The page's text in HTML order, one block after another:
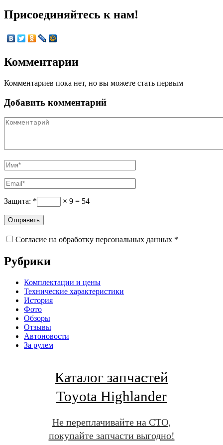
Присоединяйтесь к нам!
Комментарии
Комментариев пока нет, но вы можете стать первым
Добавить комментарий
Защита: * × 9 = 54
Согласие на обработку персональных данных *
Рубрики
Комплектации и цены
Технические характеристики
История
Фото
Обзоры
Отзывы
Автоновости
За рулем
Каталог запчастей
Toyota Highlander
Не переплачивайте на СТО,
покупайте запчасти выгодно!